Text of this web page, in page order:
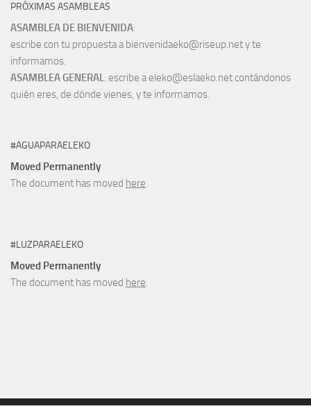
PRÓXIMAS ASAMBLEAS
ASAMBLEA DE BIENVENIDA:
escribe con tu propuesta a bienvenidaeko@riseup.net y te
informamos.
ASAMBLEA GENERAL: escribe a eleko@eslaeko.net contándonos
quién eres, de dónde vienes, y te informamos.
#AGUAPARAELEKO
Moved Permanently
The document has moved here.
#LUZPARAELEKO
Moved Permanently
The document has moved here.